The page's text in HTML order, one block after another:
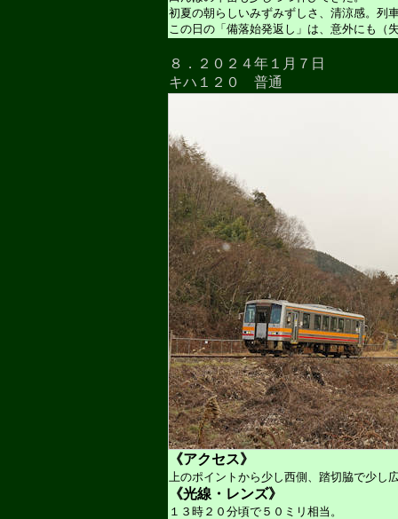
初夏の朝らしいみずみずしさ、清涼感。列
この日の「備落始発返し」は、意外にも（
８．２０２４年１月７日
キハ１２０ 普通
《アクセス》
上のポイントから少し西側、踏切脇で少し
《光線・レンズ》
１３時２０分頃で５０ミリ相当。